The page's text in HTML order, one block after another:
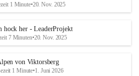
1 Minute•20. Nov. 2025
hock her - LeaderProjekt
7 Minuten•20. Nov. 2025
von Viktorsberg
1 Minute•1. Juni 2026